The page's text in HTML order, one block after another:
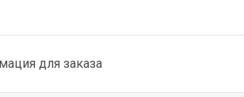
для заказа